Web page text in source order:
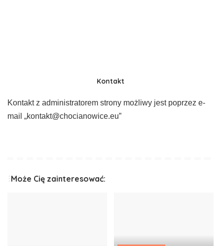
Kontakt
Kontakt z administratorem strony możliwy jest poprzez e-
mail „kontakt@chocianowice.eu”
Może Cię zainteresować: